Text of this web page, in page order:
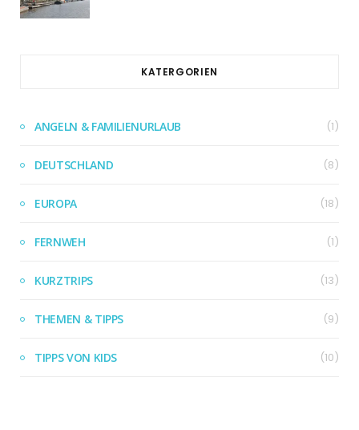
KATERGORIEN
ANGELN & FAMILIENURLAUB (1)
DEUTSCHLAND (8)
EUROPA (18)
FERNWEH (1)
KURZTRIPS (13)
THEMEN & TIPPS (9)
TIPPS VON KIDS (10)